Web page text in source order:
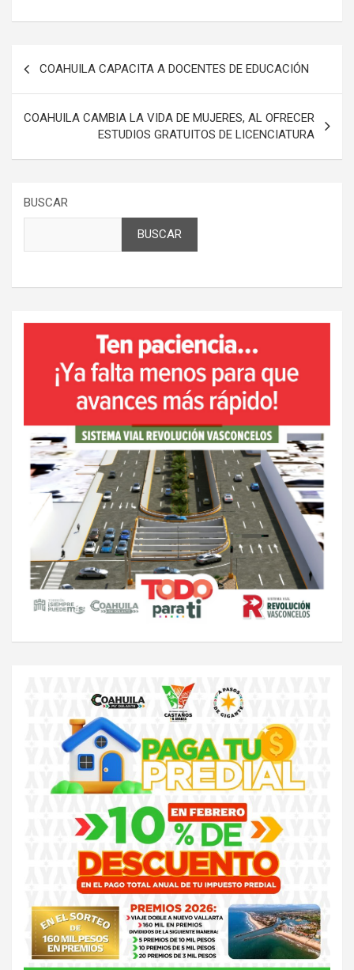
entradas
COAHUILA CAPACITA A DOCENTES DE EDUCACIÓN
COAHUILA CAMBIA LA VIDA DE MUJERES, AL OFRECER
ESTUDIOS GRATUITOS DE LICENCIATURA
BUSCAR
BUSCAR